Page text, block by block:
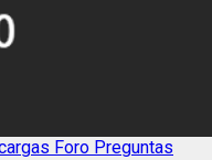
Foro Preguntas